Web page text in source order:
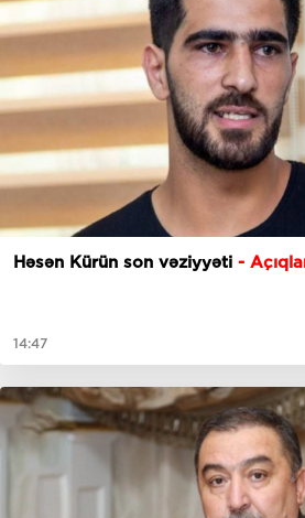
Həsən Kürün son vəziyyəti -
14:47